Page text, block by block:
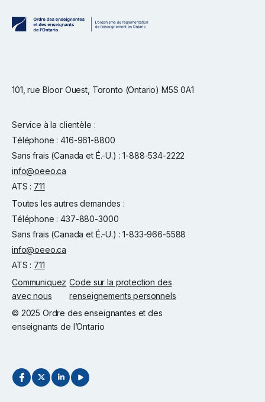
101, rue Bloor Ouest, Toronto (Ontario) M5S 0A1
Service à la clientèle :
Téléphone : 416-961-8800
Sans frais (Canada et É.-U.) : 1-888-534-2222
info@oeeo.ca
ATS : 711
Toutes les autres demandes :
Téléphone : 437-880-3000
Sans frais (Canada et É.-U.) : 1-833-966-5588
info@oeeo.ca
ATS : 711
Communiquez
avec nous
Code sur la protection des
renseignements personnels
© 2025 Ordre des enseignantes et des
enseignants de l’Ontario